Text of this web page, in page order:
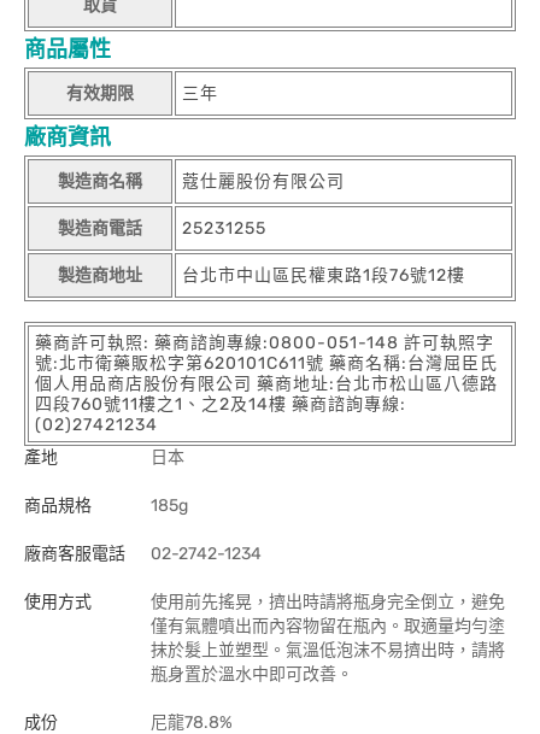
取貨
商品屬性
有效期限 三年
廠商資訊
製造商名稱 蔻仕麗股份有限公司
製造商電話 25231255
製造商地址 台北市中山區民權東路1段76號12樓
藥商許可執照: 藥商諮詢專線:0800-051-148 許可執照字
號:北市衛藥販松字第620101C611號 藥商名稱:台灣屈臣氏
個人用品商店股份有限公司 藥商地址:台北市松山區八德路
四段760號11樓之1、之2及14樓 藥商諮詢專線:
(02)27421234
產地
日本
商品規格 185g
廠商客服電話 02-2742-1234
使用方式
使用前先搖晃，擠出時請將瓶身完全倒立，避免
僅有氣體噴出而內容物留在瓶內。取適量均勻塗
抹於髮上並塑型。氣溫低泡沫不易擠出時，請將
瓶身置於溫水中即可改善。
成份
尼龍78.8%